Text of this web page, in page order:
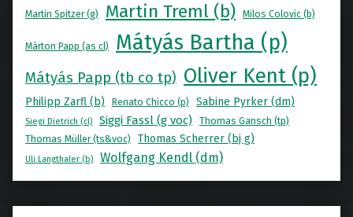
Martin Spitzer (g) Martin Treml (b) Milos Colovic (b)
Màrton Papp (as cl) Mátyás Bartha (p)
Mátyás Papp (tb co tp) Oliver Kent (p)
Philipp Zarfl (b) Renato Chicco (p) Sabine Pyrker (dm)
Siegi Dietrich (cl) Siggi Fassl (g voc)
Thomas Gansch (tp)
Thomas Müller (ts&voc)
Thomas Scherrer (bj g)
Uli Langthaler (b) Wolfgang Kendl (dm)